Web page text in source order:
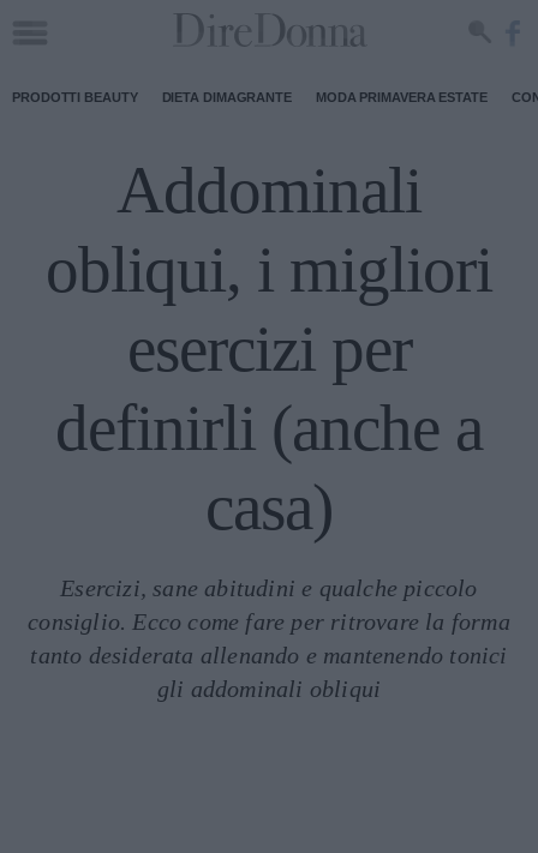
PRODOTTI BEAUTY DIETA DIMAGRANTE MODA PRIMAVERA ESTATE
Addominali
obliqui, i migliori
esercizi per
definirli (anche a
casa)
Esercizi, sane abitudini e qualche piccolo
consiglio. Ecco come fare per ritrovare la forma
tanto desiderata allenando e mantenendo tonici
gli addominali obliqui